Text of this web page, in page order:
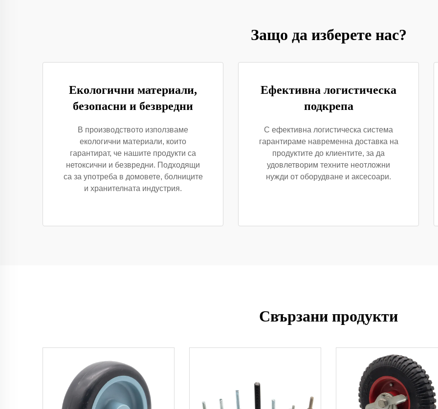
Защо да изберете нас?
Екологични материали,
безопасни и безвредни
В производството използваме
екологични материали, които
гарантират, че нашите продукти са
нетоксични и безвредни. Подходящи
са за употреба в домовете, болниците
и хранителната индустрия.
Ефективна логистическа
подкрепа
С ефективна логистическа система
гарантираме навременна доставка на
продуктите до клиентите, за да
удовлетворим техните неотложни
нужди от оборудване и аксесоари.
Свързани продукти